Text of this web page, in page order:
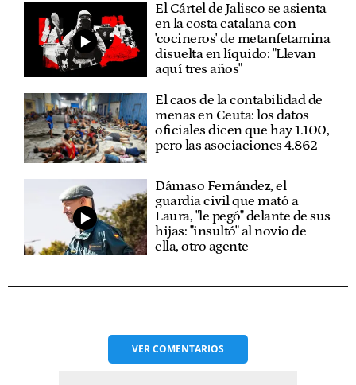
El Cártel de Jalisco se asienta
en la costa catalana con
'cocineros' de metanfetamina
disuelta en líquido: "Llevan
aquí tres años"
El caos de la contabilidad de
menas en Ceuta: los datos
oficiales dicen que hay 1.100,
pero las asociaciones 4.862
Dámaso Fernández, el
guardia civil que mató a
Laura, "le pegó" delante de sus
hijas: "insultó" al novio de
ella, otro agente
VERCOMENTARIOS